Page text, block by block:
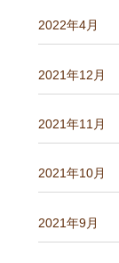
2022年4月
2021年12月
2021年11月
2021年10月
2021年9月